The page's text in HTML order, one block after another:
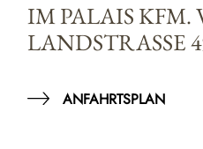
IM PALAIS KFM.
LANDSTRASSE
ANFAHRTSPLAN